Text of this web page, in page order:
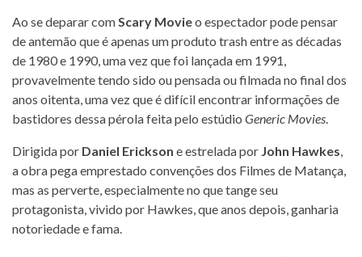
Ao se deparar comScary Movieo espectador pode pensar
de antemão que é apenas um produto trash entre as décadas
de 1980 e 1990, uma vez que foi lançada em 1991,
provavelmente tendo sido ou pensada ou filmada no final dos
anos oitenta, uma vez que é difícil encontrar informações de
bastidores dessa pérola feita pelo estúdio Generic Movies.
Dirigida por Daniel Erickson e estrelada por John Hawkes,
a obra pega emprestado convenções dos Filmes de Matança,
mas as perverte, especialmente no que tange seu
protagonista, vivido por Hawkes, que anos depois, ganharia
notoriedade e fama.